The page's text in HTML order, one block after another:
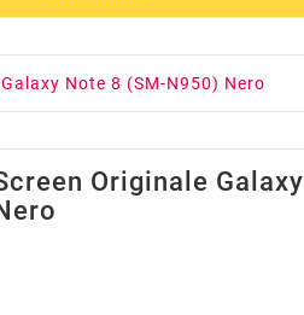
Note 8 (SM-N950) Nero
Originale Galaxy